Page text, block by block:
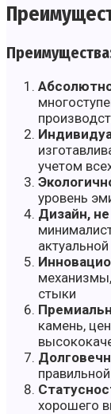
учетом
уровень
Дизайн,
стыки
камень,
хорошего